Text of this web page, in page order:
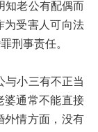
老公有配偶而
为受害人可向法
刑事责任。
小三有不正当
婆通常不能直接
外情方面，没有